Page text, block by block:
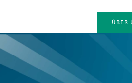
ÜBER
| PRODUKTE